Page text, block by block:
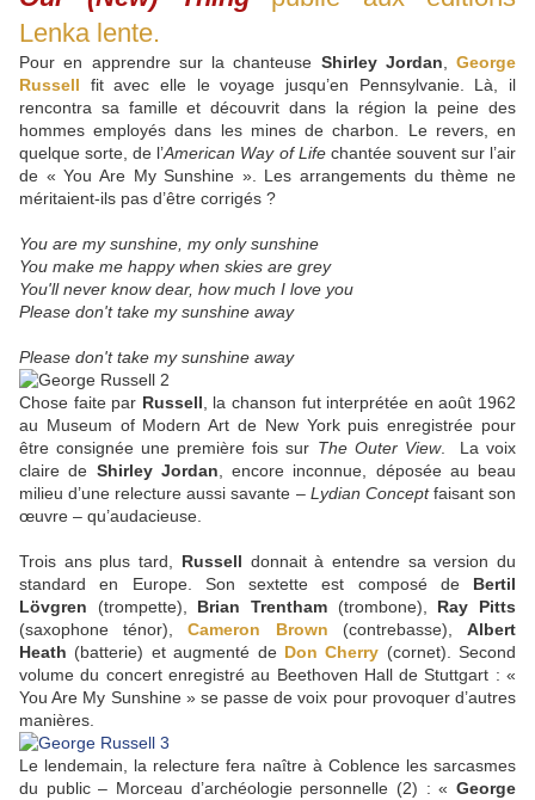
Lenka lente.
Pour en apprendre sur la chanteuse Shirley Jordan
George
Russell fit avec elle le voyage jusqu’en Pennsylvanie. Là, il
rencontra sa famille et découvrit dans la région la peine des
hommes employés dans les mines de charbon. Le revers, en
quelque sorte, de l’American Way of Lifechantée souvent sur l’air
de « You Are My Sunshine ». Les arrangements du thème ne
méritaient-ils pas d’être corrigés ?
You are my sunshine, my only sunshine
You make me happy when skies are grey
You'll never know dear, how much I love you
Please don't take my sunshine away
Please don't take my sunshine away
Chose faite par Russell , la chanson fut interprétée en août 1962
au Museum of Modern Art de New York puis enregistrée pour
être consignée une première fois sur The Outer View. La voix
claire de Shirley Jordan , encore inconnue, déposée au beau
milieu d’une relecture aussi savante – Lydian Conceptfaisant son
œuvre – qu’audacieuse.
Trois ans plus tard, Russell donnait à entendre sa version du
standard en Europe. Son sextette est composé de Bertil
Lövgren (trompette), Brian Trentham (trombone),
Ray Pitts
(saxophone ténor),Cameron Brown (contrebasse),Albert
Heath (batterie) et augmenté de Don Cherry (cornet). Second
volume du concert enregistré au Beethoven Hall de Stuttgart : «
You Are My Sunshine » se passe de voix pour provoquer d’autres
manières.
Le lendemain, la relecture fera naître à Coblence les sarcasmes
du public – Morceau d’archéologie personnelle (2) : « George